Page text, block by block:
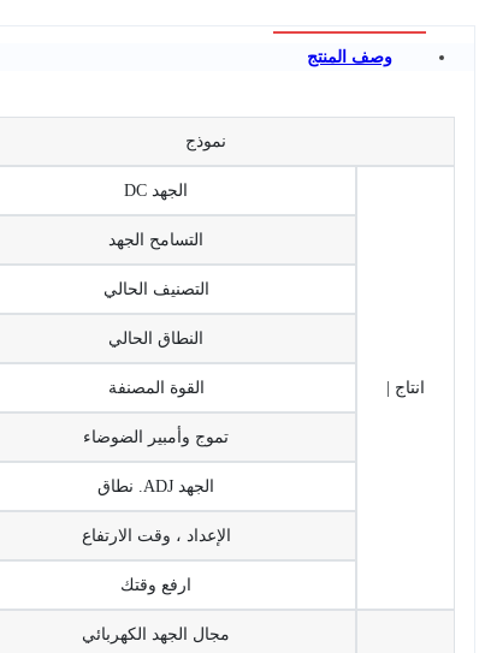
وصف المنتج
نموذج
انتاج |
الجهد DC
التسامح الجهد
التصنيف الحالي
النطاق الحالي
القوة المصنفة
تموج وأمبير الضوضاء
الجهد ADJ. نطاق
الإعداد ، وقت الارتفاع
ارفع وقتك
مجال الجهد الكهربائي